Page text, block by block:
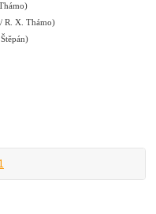
R. X. Thámo)